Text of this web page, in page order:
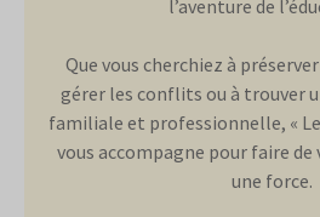
l’aventure de
Que vous cherchiez à
gérer les conflits ou à trouver
familiale et professionnelle, «
vous accompagne pour faire
une force.